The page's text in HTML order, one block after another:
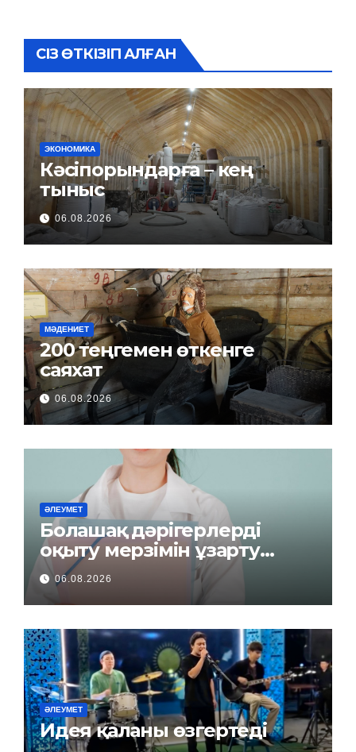
СІЗ ӨТКІЗІП АЛҒАН
ЭКОНОМИКА
Кәсіпорындарға – кең
тыныс
06.08.2026
МӘДЕНИЕТ
200 теңгемен өткенге
саяхат
06.08.2026
ӘЛЕУМЕТ
Болашақ дәрігерлерді
оқыту мерзімін ұзарту
керек пе?
06.08.2026
ӘЛЕУМЕТ
Идея қаланы өзгертеді